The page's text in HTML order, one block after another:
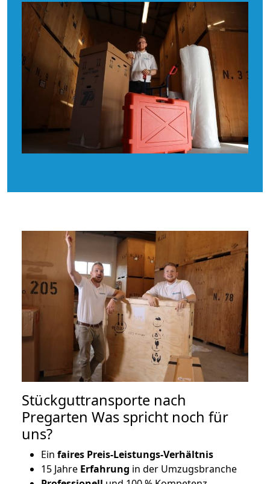
Stückguttransporte nach
Pregarten Was spricht noch für
uns?
Ein faires Preis-Leistungs-Verhältnis
15 Jahre Erfahrung in der Umzugsbranche